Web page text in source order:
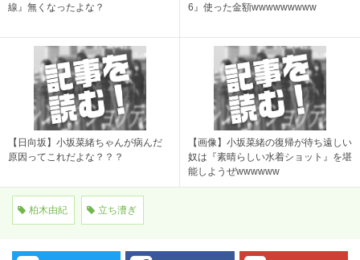
線』無くなったよな？
6』使った金額wwwwwwwww
【日向坂】小坂菜緒ちゃんが病んだ
原因ってこれだよな？？？
【画像】小坂菜緒の復帰が待ち遠しい
奴は『素晴らしい水着ショット』を堪
能しようぜwwwwww
柏木由紀 立ち漕ぎ